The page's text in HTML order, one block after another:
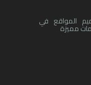
المواقع في
مميزة